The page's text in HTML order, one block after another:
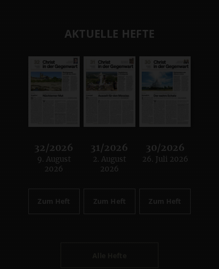
AKTUELLE HEFTE
32/2026
:
9. August
2026
Zum Heft
31/2026
:
2. August
2026
Zum Heft
30/2026
:
26. Juli 2026
Zum Heft